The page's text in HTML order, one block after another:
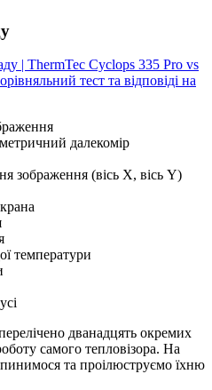
далекомір
зображення (вісь X, вісь Y)
температури
дванадцять окремих
самого тепловізора. На
та проілюструємо їхню